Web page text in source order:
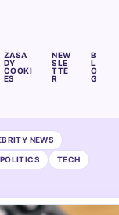
ZASA
DY
COOKI
ES
NEW
SLE
TTE
R
B
L
O
G
NEWS
POLITICS TECH